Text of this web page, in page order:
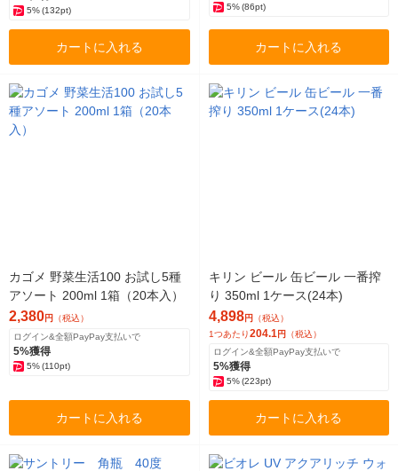
5%(132pt)
カートに入れる
5% (86pt)
カートに入れる
カゴメ 野菜生活100 お試し5種
アソート 200ml 1箱（20本入）
2,380円 （税込）
ログイン&全額PayPay支払いで
5%獲得
5%(110pt)
カートに入れる
キリン ビール 缶ビール 一番搾
り 350ml 1ケース(24本)
4,898円 （税込）
1つあたり204.1円 （税込）
ログイン&全額PayPay支払いで
5%獲得
5% (223pt)
カートに入れる